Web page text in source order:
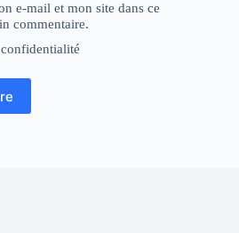
e-mail et mon site dans ce
commentaire.